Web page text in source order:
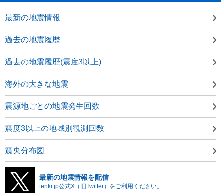
最新の地震情報
過去の地震履歴
過去の地震履歴(震度3以上)
海外の大きな地震
震源地ごとの地震発生回数
震度3以上の地域別観測回数
震央分布図
最新の地震情報を配信
tenki.jp公式X（旧Twitter）をご利用ください。